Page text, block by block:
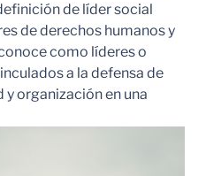
de líder social
de derechos humanos y
como líderes o
a la defensa de
organización en una